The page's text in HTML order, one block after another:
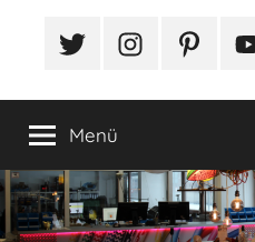
Radio
Hamburg
Lampenbau
#TwitterInstagramPinterest
Menü